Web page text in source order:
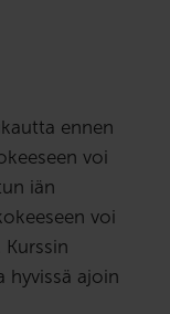
ennen
voi
iän
voi
hyvissä ajoin